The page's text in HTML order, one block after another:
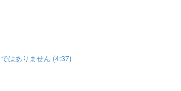
はありません (4:37)